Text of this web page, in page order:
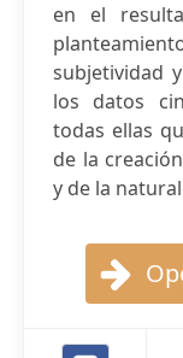
en el
subjetividad
los datos
todas ellas
de la
y de la